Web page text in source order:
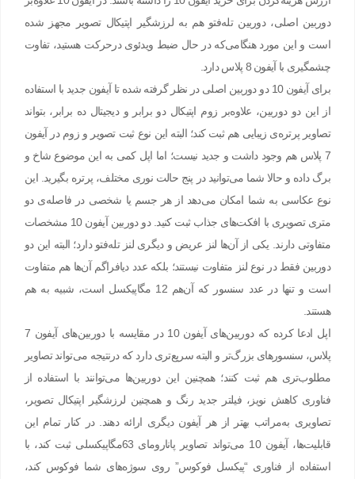
دوربین اصلی، دوربین تله‌فتو هم به لرزشگیر اپتیکال تصویر مجهز شده
است و این مورد هنگامی‌که در حال ضبط ویدئوی درحرکت هستید، تفاوت
چشمگیری با آیفون 8 پلاس دارد.
برای آیفون 10 دو دوربین اصلی در نظر گرفته‌ شده تا آیفون جدید با استفاده
از این دو دوربین، علاوه‌بر زوم اپتیکال دو برابر و دیجیتال ده برابر، بتواند
تصاویر پرتره‌ی زیبایی هم ثبت کند؛ البته این نوع ثبت تصویر و زوم در آیفون
7 پلاس هم وجود داشت و جدید نیست؛ اما اپل کمی به این موضوع شاخ و
برگ داده و حالا شما می‌توانید در پنج حالت نوری مختلف، پرتره بگیرید. این
نوع عکاسی به شما امکان می‌دهد از هر جسم یا شخصی در فاصله‌ی دو
متری تصویری با افکت‌های جذاب ثبت کنید. دو دوربین آیفون 10 مشخصات
متفاوتی دارند. یکی از آن‌ها لنز عریض و دیگری لنز تله‌فتو دارد؛ البته این دو
دوربین فقط در نوع لنز متفاوت نیستند؛ بلکه عدد دیافراگم آن‌ها هم متفاوت
است و تنها در عدد سنسور که آن‌هم 12 مگاپیکسل است، شبیه به هم
هستند.
اپل ادعا کرده که دوربین‌های آیفون 10 در مقایسه با دوربین‌های آیفون 7
پلاس، سنسور‌های بزرگ‌تر و البته سریع‌تری دارد که درنتیجه می‌تواند تصاویر
مطلوب‌تری هم ثبت کنند؛ همچنین این دوربین‌ها می‌توانند با استفاده از
فناوری کاهش نویز، فیلتر جدید رنگ و همچنین لرزشگیر اپتیکال تصویر،
تصاویری به‌مراتب بهتر از هر آیفون دیگری ارائه دهند. در کنار تمام این
قابلیت‌ها، آیفون 10 می‌تواند تصاویر پانارومای 63مگاپیکسلی ثبت کند، با
استفاده از فناوری “پیکسل فوکوس” روی سوژه‌های شما فوکوس کند،